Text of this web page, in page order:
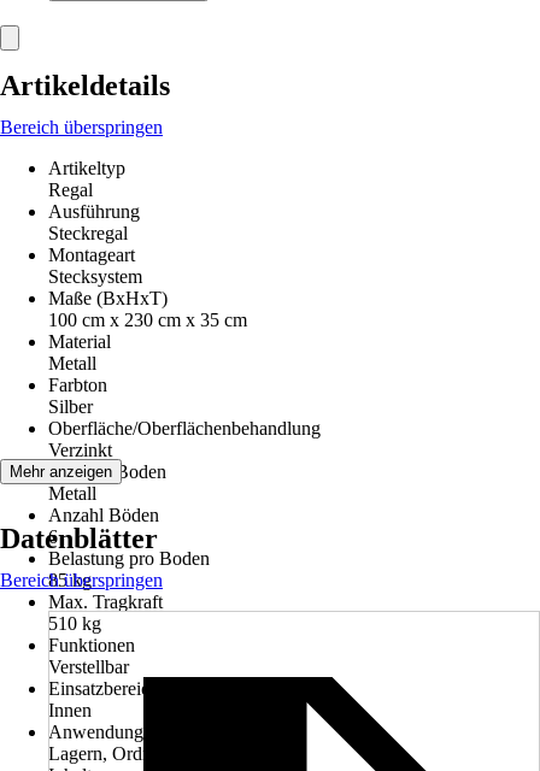
Artikeldetails
Bereich überspringen
Artikeltyp
Regal
Ausführung
Steckregal
Montageart
Stecksystem
Maße (BxHxT)
100 cm x 230 cm x 35 cm
Material
Metall
Farbton
Silber
Oberfläche/Oberflächenbehandlung
Verzinkt
Material Boden
Metall
Anzahl Böden
6
Belastung pro Boden
85 kg
Max. Tragkraft
510 kg
Funktionen
Verstellbar
Einsatzbereich
Innen
Anwendung
Lagern, Ordnen, Verstauen
Mehr anzeigen
Datenblätter
Bereich überspringen